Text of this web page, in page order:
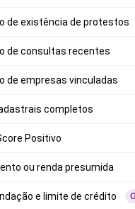
de existência de protestos
de consultas recentes
de empresas vinculadas
completos
Positivo
ou renda presumida
e limite de crédito